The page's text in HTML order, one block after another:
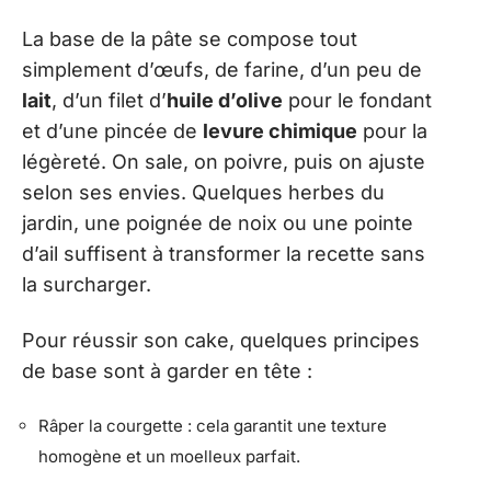
La base de la pâte se compose tout
simplement d’œufs, de farine, d’un peu de
lait, d’un filet d’huile d’olive pour le fondant
et d’une pincée de levure chimique pour la
légèreté. On sale, on poivre, puis on ajuste
selon ses envies. Quelques herbes du
jardin, une poignée de noix ou une pointe
d’ail suffisent à transformer la recette sans
la surcharger.
Pour réussir son cake, quelques principes
de base sont à garder en tête :
Râper la courgette : cela garantit une texture
homogène et un moelleux parfait.